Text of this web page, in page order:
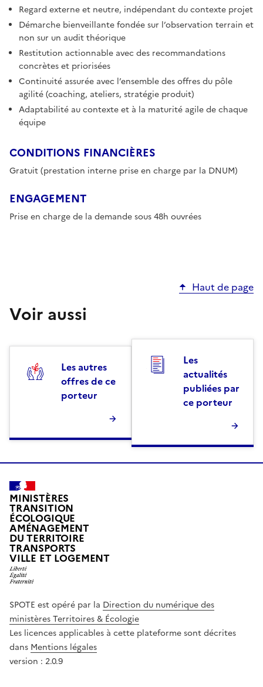
Regard externe et neutre, indépendant du contexte projet
Démarche bienveillante fondée sur l’observation terrain et
non sur un audit théorique
Restitution actionnable avec des recommandations
concrètes et priorisées
Continuité assurée avec l’ensemble des offres du pôle
agilité (coaching, ateliers, stratégie produit)
Adaptabilité au contexte et à la maturité agile de chaque
équipe
CONDITIONS FINANCIÈRES
Gratuit (prestation interne prise en charge par la DNUM)
ENGAGEMENT
Prise en charge de la demande sous 48h ouvrées
Haut de page
Voir aussi
Les autres
offres de ce
porteur
Les
actualités
publiées par
ce porteur
MINISTÈRES
TRANSITION
ÉCOLOGIQUE
AMÉNAGEMENT
DU TERRITOIRE
TRANSPORTS
VILLE ET LOGEMENT
SPOTE est opéré par la Direction du numérique des
ministères Territoires & Écologie
Les licences applicables à cette plateforme sont décrites
dans Mentions légales
version : 2.0.9